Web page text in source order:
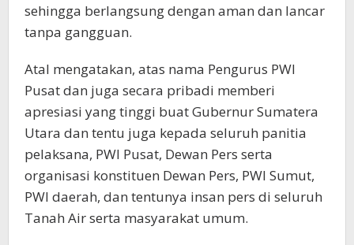
sehingga berlangsung dengan aman dan lancar
tanpa gangguan.
Atal mengatakan, atas nama Pengurus PWI
Pusat dan juga secara pribadi memberi
apresiasi yang tinggi buat Gubernur Sumatera
Utara dan tentu juga kepada seluruh panitia
pelaksana, PWI Pusat, Dewan Pers serta
organisasi konstituen Dewan Pers, PWI Sumut,
PWI daerah, dan tentunya insan pers di seluruh
Tanah Air serta masyarakat umum.